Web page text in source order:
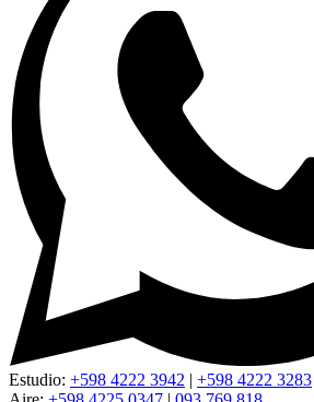
Estudio: +598 4222 3942 | +598 4222 3283